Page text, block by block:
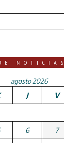
NOTICIAS
agosto 2026
J V
6 7